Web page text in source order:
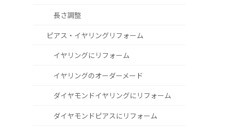
長さ調整
ピアス・イヤリングリフォーム
イヤリングにリフォーム
イヤリングのオーダーメード
ダイヤモンドイヤリングにリフォーム
ダイヤモンドピアスにリフォーム